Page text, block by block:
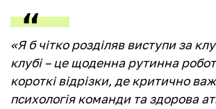
«Я б чітко розділяв виступи за
клубі – це щоденна рутинна
короткі відрізки, де критично
психологія команди та здорова